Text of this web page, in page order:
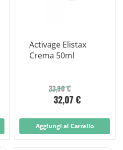
Activage Elistax
Crema 50ml
33,90 €
32,07 €
Aggiungi al Carrello